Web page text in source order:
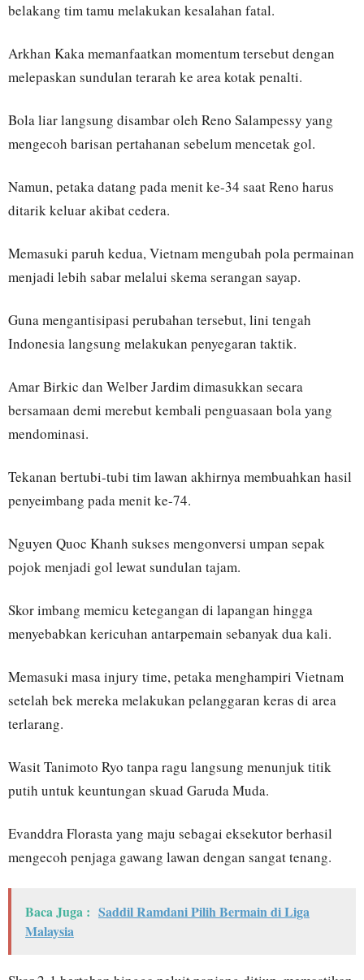
belakang tim tamu melakukan kesalahan fatal.
Arkhan Kaka memanfaatkan momentum tersebut dengan
melepaskan sundulan terarah ke area kotak penalti.
Bola liar langsung disambar oleh Reno Salampessy yang
mengecoh barisan pertahanan sebelum mencetak gol.
Namun, petaka datang pada menit ke-34 saat Reno harus
ditarik keluar akibat cedera.
Memasuki paruh kedua, Vietnam mengubah pola permainan
menjadi lebih sabar melalui skema serangan sayap.
Guna mengantisipasi perubahan tersebut, lini tengah
Indonesia langsung melakukan penyegaran taktik.
Amar Birkic dan Welber Jardim dimasukkan secara
bersamaan demi merebut kembali penguasaan bola yang
mendominasi.
Tekanan bertubi-tubi tim lawan akhirnya membuahkan hasil
penyeimbang pada menit ke-74.
Nguyen Quoc Khanh sukses mengonversi umpan sepak
pojok menjadi gol lewat sundulan tajam.
Skor imbang memicu ketegangan di lapangan hingga
menyebabkan kericuhan antarpemain sebanyak dua kali.
Memasuki masa injury time, petaka menghampiri Vietnam
setelah bek mereka melakukan pelanggaran keras di area
terlarang.
Wasit Tanimoto Ryo tanpa ragu langsung menunjuk titik
putih untuk keuntungan skuad Garuda Muda.
Evanddra Florasta yang maju sebagai eksekutor berhasil
mengecoh penjaga gawang lawan dengan sangat tenang.
Baca Juga : Saddil Ramdani Pilih Bermain di Liga
Malaysia